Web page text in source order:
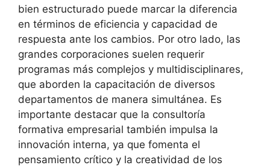
bien estructurado puede marcar la diferencia
en términos de eficiencia y capacidad de
respuesta ante los cambios. Por otro lado, las
grandes corporaciones suelen requerir
programas más complejos y multidisciplinares,
que aborden la capacitación de diversos
departamentos de manera simultánea. Es
importante destacar que la consultoría
formativa empresarial también impulsa la
innovación interna, ya que fomenta el
pensamiento crítico y la creatividad de los